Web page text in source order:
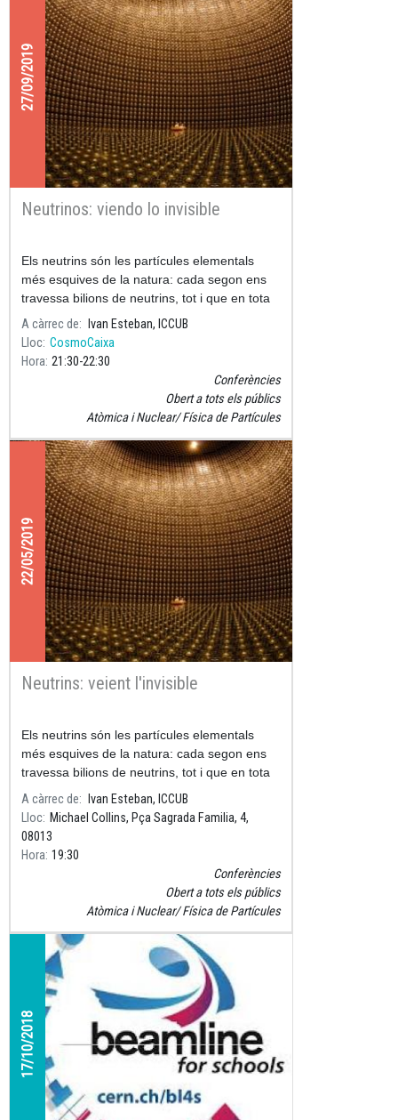
27/09/2019
Neutrinos: viendo lo invisible
Els neutrins són les partícules elementals
més esquives de la natura: cada segon ens
travessa bilions de neutrins, tot i que en tota
la nostra vida només un d'ells interactuarà
amb el nostre cos.
A càrrec de
Ivan Esteban, ICCUB
Lloc CosmoCaixa
Hora 21:30 22:30
Conferències
Obert a tots els públics
Atòmica i Nuclear Física de Partícules
22/05/2019
Neutrins: veient l'invisible
Els neutrins són les partícules elementals
més esquives de la natura: cada segon ens
travessa bilions de neutrins, tot i que en tota
la nostra vida només un d'ells interactuarà
amb el nostre cos.
A càrrec de
Ivan Esteban, ICCUB
Lloc Michael Collins, Pça Sagrada Familia, 4,
08013
Hora 19:30
Conferències
Obert a tots els públics
Atòmica i Nuclear Física de Partícules
17/10/2018